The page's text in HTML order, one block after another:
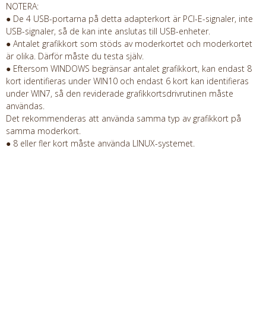
NOTERA:
● De 4 USB-portarna på detta adapterkort är PCI-E-signaler, inte
USB-signaler, så de kan inte anslutas till USB-enheter.
● Antalet grafikkort som stöds av moderkortet och moderkortet
är olika. Därför måste du testa själv.
● Eftersom WINDOWS begränsar antalet grafikkort, kan endast 8
kort identifieras under WIN10 och endast 6 kort kan identifieras
under WIN7, så den reviderade grafikkortsdrivrutinen måste
användas.
Det rekommenderas att använda samma typ av grafikkort på
samma moderkort.
● 8 eller fler kort måste använda LINUX-systemet.